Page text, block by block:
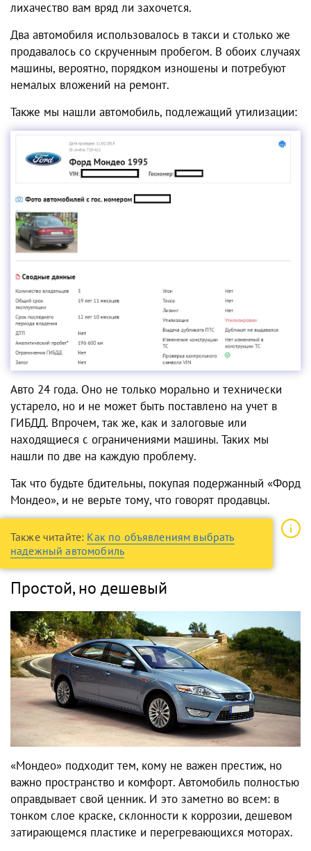
лихачество вам вряд ли захочется.
Два автомобиля использовалось в такси и столько же
продавалось со скрученным пробегом. В обоих случаях
машины, вероятно, порядком изношены и потребуют
немалых вложений на ремонт.
Также мы нашли автомобиль, подлежащий утилизации:
Авто 24 года. Оно не только морально и технически
устарело, но и не может быть поставлено на учет в
ГИБДД. Впрочем, так же, как и залоговые или
находящиеся с ограничениями машины. Таких мы
нашли по две на каждую проблему.
Так что будьте бдительны, покупая подержанный «Форд
Мондео», и не верьте тому, что говорят продавцы.
Также читайте: Как по объявлениям выбрать
надежный автомобиль
Простой, но дешевый
«Мондео» подходит тем, кому не важен престиж, но
важно пространство и комфорт. Автомобиль полностью
оправдывает свой ценник. И это заметно во всем: в
тонком слое краске, склонности к коррозии, дешевом
затирающемся пластике и перегревающихся моторах.